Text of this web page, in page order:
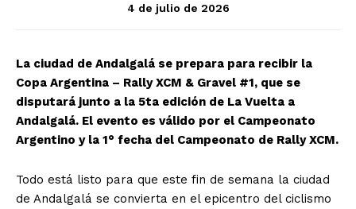
4 de julio de 2026
La ciudad de Andalgalá se prepara para recibir la
Copa Argentina – Rally XCM & Gravel #1, que se
disputará junto a la 5ta edición de La Vuelta a
Andalgalá. El evento es válido por el Campeonato
Argentino y la 1° fecha del Campeonato de Rally XCM.
Todo está listo para que este fin de semana la ciudad
de Andalgalá se convierta en el epicentro del ciclismo